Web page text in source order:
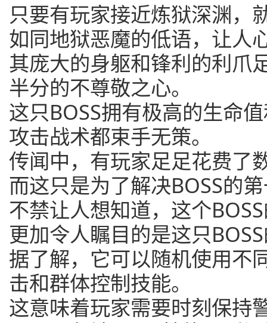
只要有玩家接近炼狱深渊，
如同地狱恶魔的低语，让人
其庞大的身躯和锋利的利爪
半分的不尊敬之心。
这只BOSS拥有极高的生命
攻击战术都束手无策。
传闻中，有玩家足足花费了
而这只是为了解决BOSS的
不禁让人想知道，这个
更加令人瞩目的是这只
据了解，它可以随机使用不
击和群体控制技能。
这意味着玩家需要时刻保持